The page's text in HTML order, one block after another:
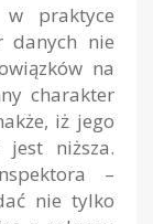
praktyce
danych nie
na
charakter
iż jego
jest niższa.
–
nie tylko